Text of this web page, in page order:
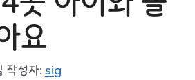
요
작성자: sig